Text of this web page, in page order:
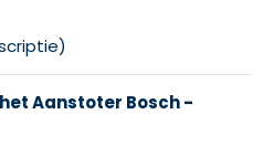
Aanstoter Bosch -